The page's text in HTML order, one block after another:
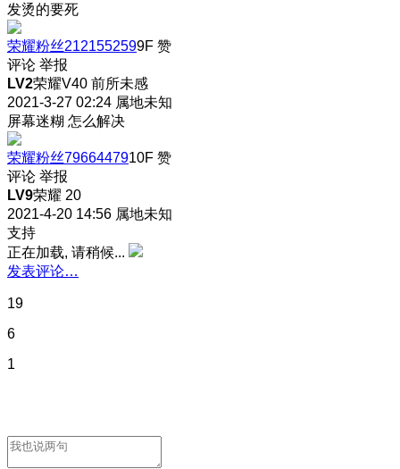
发烫的要死
荣耀粉丝2121552599F 赞
评论 举报
LV2荣耀V40 前所未感
2021-3-27 02:24 属地未知
屏幕迷糊 怎么解决
荣耀粉丝7966447910F 赞
评论 举报
LV9荣耀 20
2021-4-20 14:56 属地未知
支持
正在加载, 请稍候...
发表评论…
19
6
1